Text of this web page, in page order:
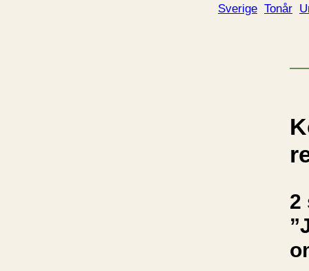
Sverige Tonår
2